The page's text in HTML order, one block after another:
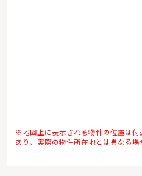
※地図上に表示される物件の位置は
あり、実際の物件所在地とは異なる場